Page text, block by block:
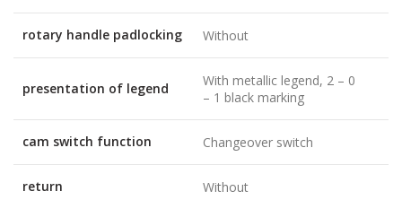
rotary handle padlocking Without
presentation of legend
With metallic legend, 2 – 0
– 1 black marking
cam switch function Changeover switch
return Without